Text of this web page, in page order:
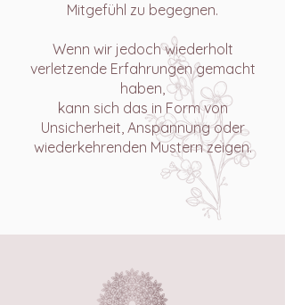
Mitgefühl zu begegnen.
Wenn wir jedoch wiederholt
verletzende Erfahrungen gemacht
haben,
kann sich das in Form von
Unsicherheit, Anspannung oder
wiederkehrenden Mustern zeigen.